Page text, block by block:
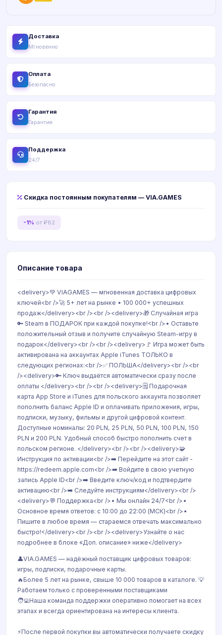
Доставка
Мгновенно
Оплата
Безопасно
Гарантия
Гарантия
Поддержка
24/7
Скидка постоянным покупателям — VIA.GAMES
-1% от ₽82
Описание товара
<delivery>💚 VIAGAMES — мгновенная доставка цифровых
ключей<br />🚀 5+ лет на рынке • 100 000+ успешных
продаж</delivery><br /><br /><delivery>🎁 Случайная игра
🔑 Steam в ПОДАРОК при каждой покупке!<br />• Оставьте
положительный отзыв и получите случайную Steam-игру в
подарок</delivery><br /><br /><delivery>🚩 Игра может быть
активирована на аккаунтах Apple iTunes ТОЛЬКО в
следующих регионах:<br />✅ ПОЛЬША</delivery><br /><br
/><delivery>🔑 Ключ выдаётся автоматически сразу после
оплаты </delivery><br /><br /><delivery>🗒️ Подарочная
карта App Store и iTunes для польского аккаунта позволяет
пополнить баланс Apple ID и оплачивать приложения, игры,
подписки, музыку, фильмы и другой цифровой контент.
Доступные номиналы: 20 PLN, 25 PLN, 50 PLN, 100 PLN, 150
PLN и 200 PLN. Удобный способ быстро пополнить счет в
польском регионе. </delivery><br /><br /><delivery>🧩
Инструкция по активации<br />➡️ Перейдите на этот сайт -
https://redeem.apple.com<br />➡️ Войдите в свою учетную
запись Apple ID<br />➡️ Введите ключ/код и подтвердите
активацию<br />➡️ Следуйте инструкциям</delivery><br />
<delivery>💬 Поддержка<br />• Мы онлайн 24/7<br />•
Основное время ответов: с 10:00 до 22:00 (МСК)<br />•
Пишите в любое время — стараемся отвечать максимально
быстро!</delivery><br /><br /><delivery>Узнайте о нас
подробнее в блоке «Доп. описание» ниже</delivery>
👤VIA.GAMES — надёжный поставщик цифровых товаров:
игры, подписки, подарочные карты.
🔥Более 5 лет на рынке, свыше 10 000 товаров в каталоге. 💡
Работаем только с проверенными поставщиками
🧑‍💻Наша команда поддержки оперативно помогает на всех
этапах и всегда ориентирована на интересы клиента.
⚡После первой покупки вы автоматически получаете скидку